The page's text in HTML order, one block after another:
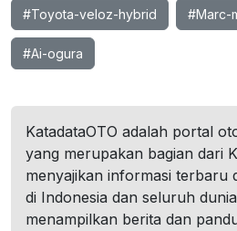
#Toyota-veloz-hybrid #Marc-
#Ai-ogura
KatadataOTO adalah portal
yang merupakan bagian dari
menyajikan informasi terbaru
di Indonesia dan seluruh
menampilkan berita dan